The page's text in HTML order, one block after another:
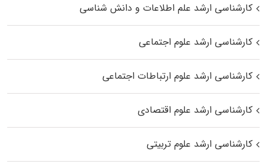
کارشناسی ارشد علم اطلاعات و دانش شناسی
کارشناسی ارشد علوم اجتماعی
کارشناسی ارشد علوم ارتباطات اجتماعی
کارشناسی ارشد علوم اقتصادی
کارشناسی ارشد علوم تربیتی